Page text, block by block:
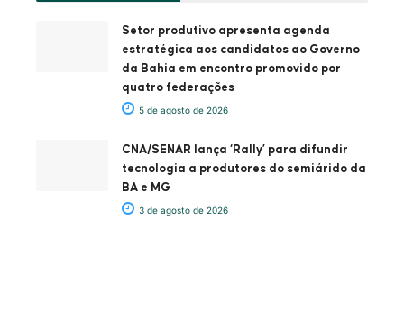
Setor produtivo apresenta agenda
estratégica aos candidatos ao Governo
da Bahia em encontro promovido por
quatro federações
5 de agosto de 2026
CNA/SENAR lança ‘Rally’ para difundir
tecnologia a produtores do semiárido da
BA e MG
3 de agosto de 2026